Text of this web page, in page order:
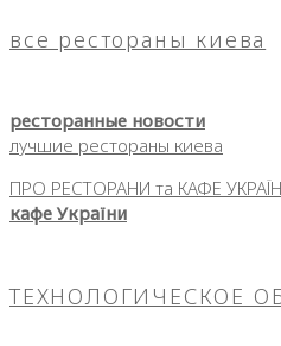
все рестораны киева
ресторанные новости
лучшие рестораны киева
ПРО РЕСТОРАНИ та КАФЕ
кафе України
ТЕХНОЛОГИЧЕСКОЕ